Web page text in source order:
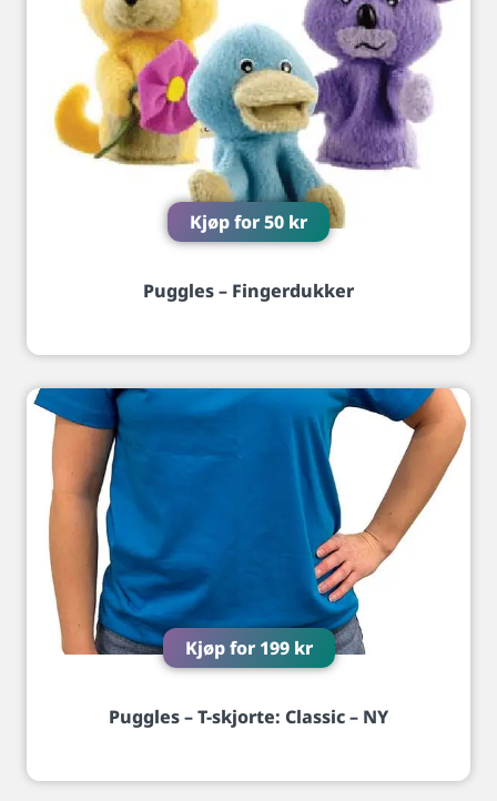
Kjøp for50 kr
Puggles – Fingerdukker
Kjøp for 199 kr
Puggles – T-skjorte: Classic – NY